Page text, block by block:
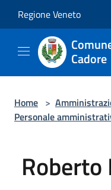
Regione Veneto
Cadore
Home >
Personale